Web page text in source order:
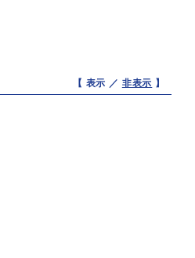
【 表示 ／ 非表示 】